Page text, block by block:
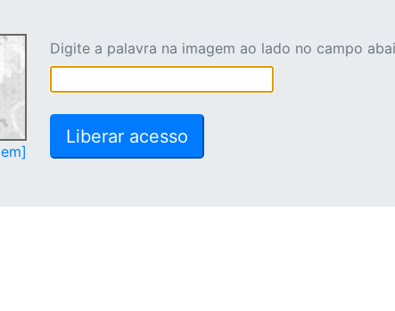
Digite a palavra na imagem ao lado no campo